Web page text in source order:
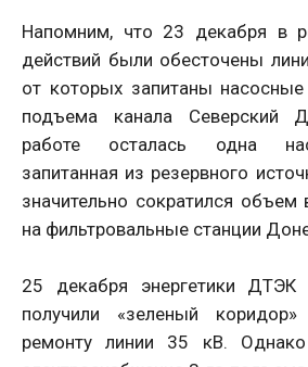
Напомним, что 23 декабря в
действий были обесточены
от которых запитаны насосные
подъема канала Северский
работе осталась одна
запитанная из резервного
значительно сократился
на фильтровальные станции
25 декабря энергетики ДТЭК
получили «зеленый
ремонту линии 35 кВ.